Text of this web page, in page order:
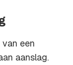
een
aanslag.